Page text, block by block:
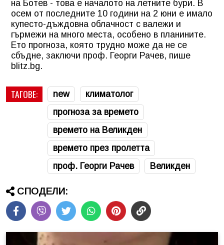
на Ботев - това е началото на летните бури. В
осем от последните 10 години на 2 юни е имало
купесто-дъждовна облачност с валежи и
гърмежи на много места, особено в планините.
Ето прогноза, която трудно може да не се
сбъдне, заключи проф. Георги Рачев, пише
blitz.bg.
ТАГОВЕ: new
климатолог
прогноза за времето
времето на Великден
времето през пролетта
проф. Георги Рачев
Великден
СПОДЕЛИ: